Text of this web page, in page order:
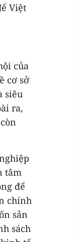
Việt
của
cơ sở
siêu
ra,
tâm
để
chính
sản
sách